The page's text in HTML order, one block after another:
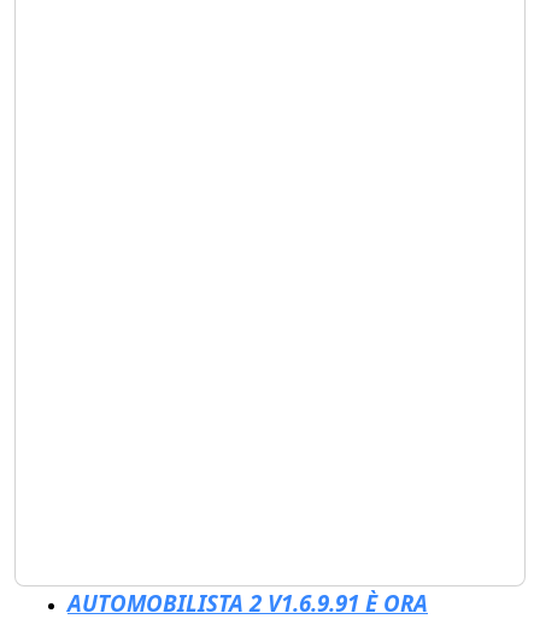
AUTOMOBILISTA 2 V1.6.9.91 È ORA